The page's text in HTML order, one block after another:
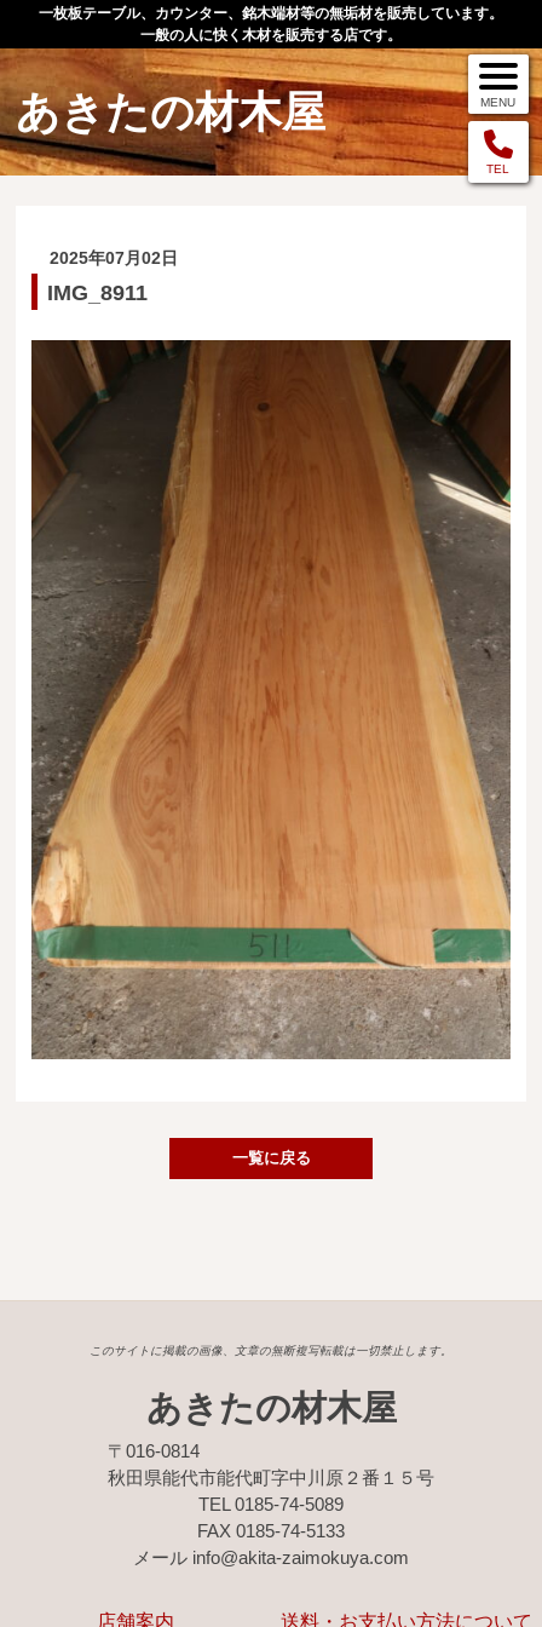
一枚板テーブル、カウンター、銘木端材等の無垢材を販売しています。
一般の人に快く木材を販売する店です。
あきたの材木屋
TEL
MENU
メニュー
作品例
店舗案内
お問い合わせ
お客様の声
お買い物の流れ
送料・お支払い方法について
ご注文前の注意点
Attention
before ordering
一枚板を直販できる店
オイル塗装の
メンテナンスについて
オーダー加工について
当店の考え方
カテゴリー
2025年07月02日
IMG_8911
一覧に戻る
このサイトに掲載の画像、文章の無断複写転載は一切禁止します。
あきたの材木屋
〒016-0814
秋田県能代市能代町字中川原２番１５号
TEL 0185-74-5089
FAX 0185-74-5133
メール info@akita-zaimokuya.com
店舗案内 送料・お支払い方法について